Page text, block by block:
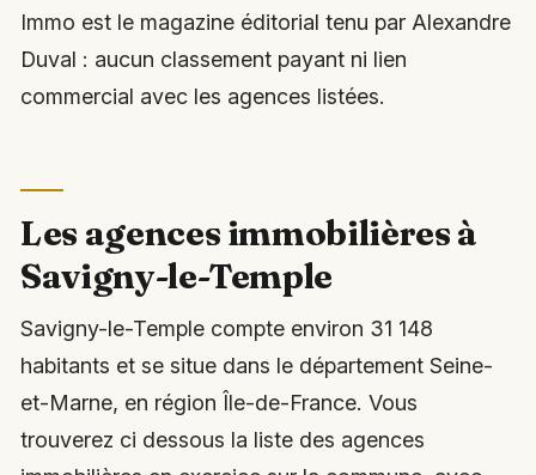
Immo est le magazine éditorial tenu par Alexandre
Duval : aucun classement payant ni lien
commercial avec les agences listées.
Les agences immobilières à
Savigny-le-Temple
Savigny-le-Temple compte environ 31 148
habitants et se situe dans le département Seine-
et-Marne, en région Île-de-France. Vous
trouverez ci dessous la liste des agences